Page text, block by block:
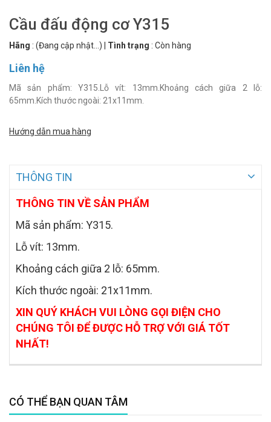
Cầu đấu động cơ Y315
Hãng : (Đang cập nhật...) Tình trạng : Còn hàng
Liên hệ
Mã sản phẩm: Y315.Lỗ vít: 13mm.Khoảng cách giữa 2 lỗ:
65mm.Kích thước ngoài: 21x11mm.
Hướng dẫn mua hàng
THÔNG TIN
THÔNG TIN VỀ SẢN PHẨM
Mã sản phẩm: Y315.
Lỗ vít: 13mm.
Khoảng cách giữa 2 lỗ: 65mm.
Kích thước ngoài: 21x11mm.
XIN QUÝ KHÁCH VUI LÒNG GỌI ĐIỆN CHO
CHÚNG TÔI ĐỂ ĐƯỢC HỖ TRỢ VỚI GIÁ TỐT
NHẤT!
CÓ THỂ BẠN QUAN TÂM